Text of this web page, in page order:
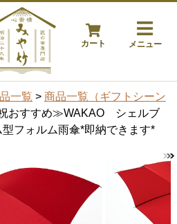
カート メニュー
一覧 > 商品一覧（ギフトシーン
おすすめ≫WAKAO シェルブ
フォルム雨傘*即納できます*